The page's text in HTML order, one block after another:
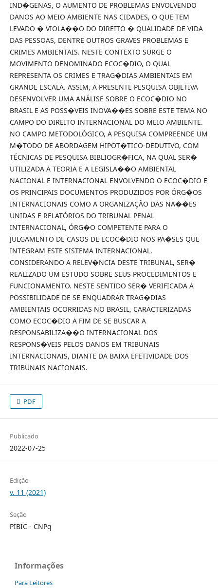
IND�GENAS, O AUMENTO DE PROBLEMAS ENVOLVENDO
DANOS AO MEIO AMBIENTE NAS CIDADES, O QUE TEM
LEVADO � VIOLA��O DO DIREITO � QUALIDADE DE VIDA
DAS PESSOAS, DENTRE OUTROS GRAVES PROBLEMAS E
CRIMES AMBIENTAIS. NESTE CONTEXTO SURGE O
MOVIMENTO DENOMINADO ECOC�DIO, O QUAL
REPRESENTA OS CRIMES E TRAG�DIAS AMBIENTAIS EM
GRANDE ESCALA. ASSIM, A PRESENTE PESQUISA OBJETIVA
DESENVOLVER UMA ANÁLISE SOBRE O ECOC�DIO NO
BRASIL E AS POSS�VEIS INOVA��ES SOBRE ESTE TEMA NO
CAMPO DO DIREITO INTERNACIONAL DO MEIO AMBIENTE.
NO CAMPO METODOLÓGICO, A PESQUISA COMPREENDE UM
M�TODO DE ABORDAGEM HIPOT�TICO-DEDUTIVO, COM
TÉCNICAS DE PESQUISA BIBLIOGR�FICA, NA QUAL SER�
UTILIZADA A TEORIA E A LEGISLA��O AMBIENTAL
NACIONAL E INTERNACIONAL ENVOLVENDO O ECOC�DIO E
OS PRINCIPAIS DOCUMENTOS PRODUZIDOS POR ÓRG�OS
INTERNACIONAIS COMO A ORGANIZAÇÃO DAS NA��ES
UNIDAS E RELATÓRIOS DO TRIBUNAL PENAL
INTERNACIONAL, ÓRG�O COMPETENTE PARA O
JULGAMENTO DE CASOS DE ECOC�DIO NOS PA�SES QUE
INTEGRAM ESTE SISTEMA INTERNACIONAL.
CONSIDERANDO A RELEV�NCIA DESTE TRIBUNAL, SER�
REALIZADO UM ESTUDO SOBRE SEUS PROCEDIMENTOS E
FUNCIONAMENTO. NESTE SENTIDO SER� VERIFICADA A
POSSIBILIDADE DE SE ENQUADRAR TRAG�DIAS
AMBIENTAIS OCORRIDAS NO BRASIL, CARACTERIZADAS
COMO ECOC�DIO A FIM DE SE BUSCAR A
RESPONSABILIZA��O INTERNACIONAL DOS
RESPONS�VEIS PELOS DANOS EM TRIBUNAIS
INTERNACIONAIS, DIANTE DA BAIXA EFETIVIDADE DOS
TRIBUNAIS NACIONAIS.
PDF
Publicado
2022-07-25
Edição
v. 11 (2021)
Seção
PIBIC - CNPq
Informações
Para Leitores